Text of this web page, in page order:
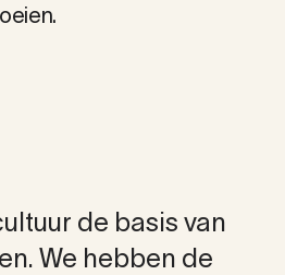
de basis van
We hebben de